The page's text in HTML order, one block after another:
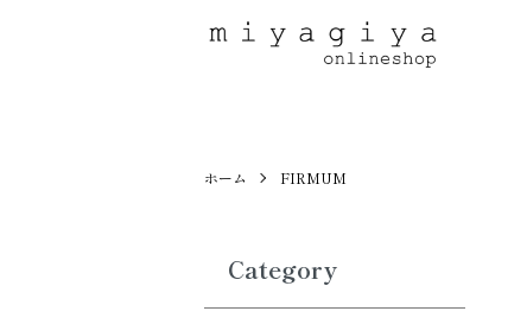
ホーム FIRMUM
Category